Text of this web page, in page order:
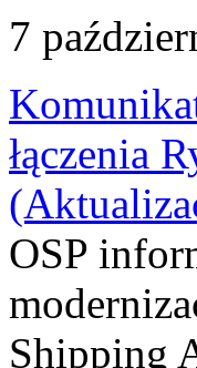
7
łączenia
OSP
Shipping